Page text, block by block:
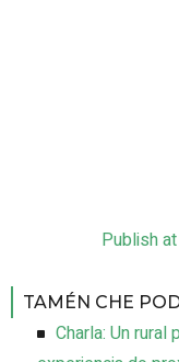
Publish
TAMÉN CHE
Charla: Un